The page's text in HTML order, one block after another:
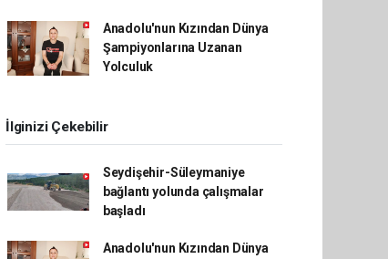
Anadolu'nun Kızından Dünya
Şampiyonlarına Uzanan
Yolculuk
İlginizi Çekebilir
Seydişehir-Süleymaniye
bağlantı yolunda çalışmalar
başladı
Anadolu'nun Kızından Dünya